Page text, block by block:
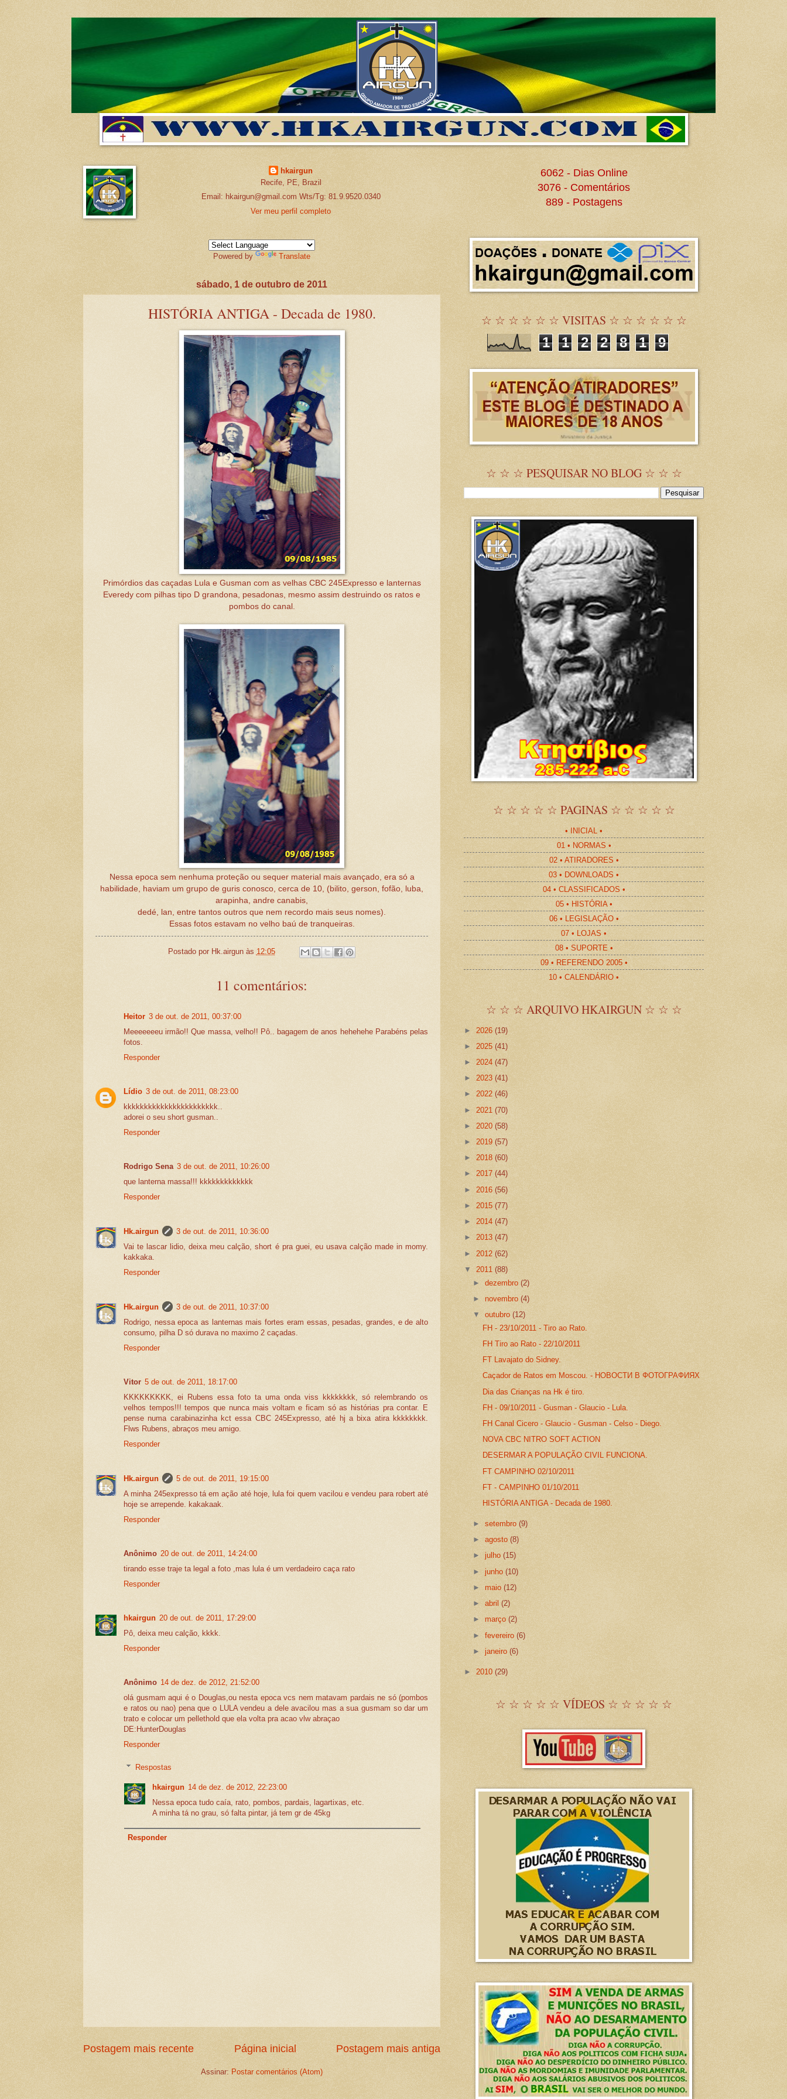
hkairgun
Recife, PE, Brazil
Email: hkairgun@gmail.com Wts/Tg: 81.9.9520.0340
Ver meu perfil completo
Powered by Translate
sábado, 1 de outubro de 2011
HISTÓRIA ANTIGA - Decada de 1980.
Primórdios das caçadas Lula e Gusman com as velhas CBC 245Expresso e lanternas
Everedy com pilhas tipo D grandona, pesadonas, mesmo assim destruindo os ratos e
pombos do canal.
Nessa epoca sem nenhuma proteção ou sequer material mais avançado, era só a
habilidade, haviam um grupo de guris conosco, cerca de 10, (bilito, gerson, fofão, luba,
arapinha, andre canabis,
dedé, lan, entre tantos outros que nem recordo mais seus nomes).
Essas fotos estavam no velho baú de tranqueiras.
Postado por Hk.airgun às 12:05
11 comentários:
Heitor 3 de out. de 2011, 00:37:00
Meeeeeeeu irmão!! Que massa, velho!! Pô.. bagagem de anos hehehehe Parabéns pelas
fotos.
Responder
Lídio 3 de out. de 2011, 08:23:00
kkkkkkkkkkkkkkkkkkkkkkk..
adorei o seu short gusman..
Responder
Rodrigo Sena 3 de out. de 2011, 10:26:00
que lanterna massa!!! kkkkkkkkkkkkk
Responder
Hk.airgun
3 de out. de 2011, 10:36:00
Vai te lascar lidio, deixa meu calção, short é pra guei, eu usava calção made in momy.
kakkaka.
Responder
Hk.airgun
3 de out. de 2011, 10:37:00
Rodrigo, nessa epoca as lanternas mais fortes eram essas, pesadas, grandes, e de alto
consumo, pilha D só durava no maximo 2 caçadas.
Responder
Vitor 5 de out. de 2011, 18:17:00
KKKKKKKKK, ei Rubens essa foto ta uma onda viss kkkkkkkk, só relembrando os
velhos tempos!!! tempos que nunca mais voltam e ficam só as histórias pra contar. E
pense numa carabinazinha kct essa CBC 245Expresso, até hj a bixa atira kkkkkkkk.
Flws Rubens, abraços meu amigo.
Responder
Hk.airgun
5 de out. de 2011, 19:15:00
A minha 245expresso tá em ação até hoje, lula foi quem vacilou e vendeu para robert até
hoje se arrepende. kakakaak.
Responder
Anônimo 20 de out. de 2011, 14:24:00
tirando esse traje ta legal a foto ,mas lula é um verdadeiro caça rato
Responder
hkairgun 20 de out. de 2011, 17:29:00
Pô, deixa meu calção, kkkk.
Responder
Anônimo 14 de dez. de 2012, 21:52:00
olá gusmam aqui é o Douglas,ou nesta epoca vcs nem matavam pardais ne só (pombos
e ratos ou nao) pena que o LULA vendeu a dele avacilou mas a sua gusmam so dar um
trato e colocar um pellethold que ela volta pra acao vlw abraçao
DE:HunterDouglas
Responder
Respostas
hkairgun 14 de dez. de 2012, 22:23:00
Nessa epoca tudo caía, rato, pombos, pardais, lagartixas, etc.
A minha tá no grau, só falta pintar, já tem gr de 45kg
Responder
Postagem mais recente Postagem mais antiga
Página inicial
Assinar: Postar comentários (Atom)
6062 - Dias Online
3076 - Comentários
889 - Postagens
☆ ☆ ☆ ☆ ☆ ☆ VISITAS ☆ ☆ ☆ ☆ ☆ ☆
1
1 2 2 8 1 9
☆ ☆ ☆ PESQUISAR NO BLOG ☆ ☆ ☆
☆ ☆ ☆ ☆ ☆ PAGINAS ☆ ☆ ☆ ☆ ☆
• INICIAL •
01 • NORMAS •
02 • ATIRADORES •
03 • DOWNLOADS •
04 • CLASSIFICADOS •
05 • HISTÓRIA •
06 • LEGISLAÇÃO •
07 • LOJAS •
08 • SUPORTE •
09 • REFERENDO 2005 •
10 • CALENDÁRIO •
☆ ☆ ☆ ARQUIVO HKAIRGUN ☆ ☆ ☆
► 2026 (19)
► 2025 (41)
► 2024 (47)
► 2023 (41)
► 2022 (46)
► 2021 (70)
► 2020 (58)
► 2019 (57)
► 2018 (60)
► 2017 (44)
► 2016 (56)
► 2015 (77)
► 2014 (47)
► 2013 (47)
► 2012 (62)
▼ 2011 (88)
►dezembro(2)
►novembro(4)
▼outubro(12)
FH - 23/10/2011 - Tiro ao Rato.
FH Tiro ao Rato - 22/10/2011
FT Lavajato do Sidney.
Caçador de Ratos em Moscou. - НОВОСТИ В ФОТОГРАФИЯХ
Dia das Crianças na Hk é tiro.
FH - 09/10/2011 - Gusman - Glaucio - Lula.
FH Canal Cicero - Glaucio - Gusman - Celso - Diego.
NOVA CBC NITRO SOFT ACTION
DESERMAR A POPULAÇÃO CIVIL FUNCIONA.
FT CAMPINHO 02/10/2011
FT - CAMPINHO 01/10/2011
HISTÓRIA ANTIGA - Decada de 1980.
►setembro(9)
►agosto(8)
►julho(15)
► junho(10)
►maio(12)
►abril(2)
►março(2)
►fevereiro(6)
► janeiro(6)
► 2010 (29)
☆ ☆ ☆ ☆ ☆ VÍDEOS ☆ ☆ ☆ ☆ ☆